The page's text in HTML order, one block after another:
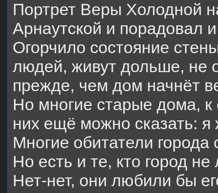
Портрет Веры Холодной
Арнаутской и порадовал
Огорчило состояние
людей, живут дольше, не
прежде, чем дом начнёт
Но многие старые дома, к
них ещё можно сказать: я
Многие обитатели города
Но есть и те, кто город не
Нет-нет, они любили бы